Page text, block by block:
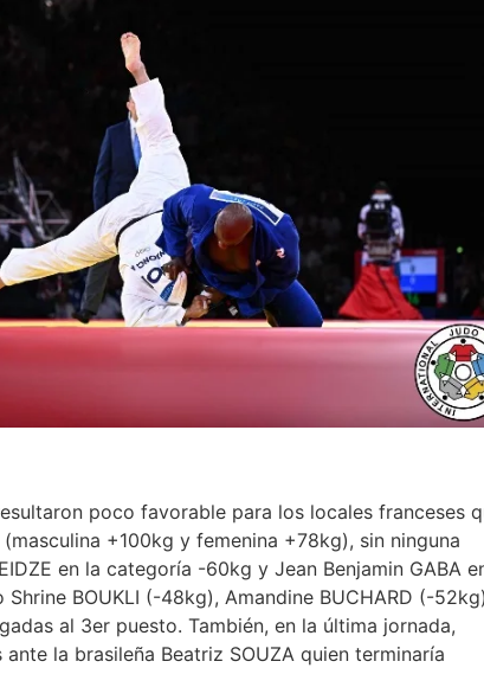
poco favorable para los locales franceses
+100kg y femenina +78kg), sin ninguna
en la categoría -60kg y Jean Benjamin GABA
BOUKLI (-48kg), Amandine BUCHARD (-
al 3er puesto. También, en la última jornada,
la brasileña Beatriz SOUZA quien terminaría